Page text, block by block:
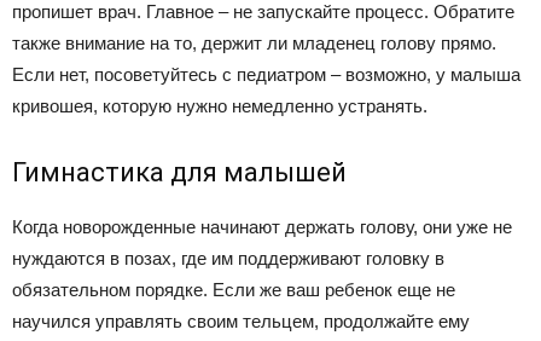
пропишет врач. Главное – не запускайте процесс. Обратите
также внимание на то, держит ли младенец голову прямо.
Если нет, посоветуйтесь с педиатром – возможно, у малыша
кривошея, которую нужно немедленно устранять.
Гимнастика для малышей
Когда новорожденные начинают держать голову, они уже не
нуждаются в позах, где им поддерживают головку в
обязательном порядке. Если же ваш ребенок еще не
научился управлять своим тельцем, продолжайте ему